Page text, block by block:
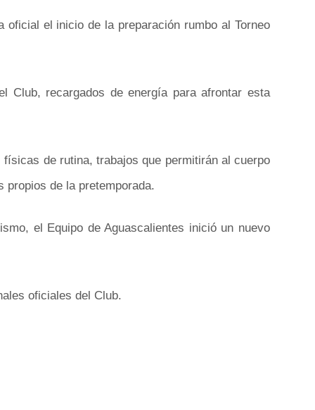
el inicio de la preparación rumbo al Torneo
Club, recargados de energía para afrontar esta
de rutina, trabajos que permitirán al cuerpo
de la pretemporada.
el Equipo de Aguascalientes inició un nuevo
oficiales del Club.